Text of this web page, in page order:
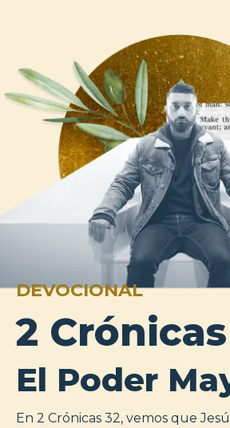
DEVOCIONAL
2
El Poder
En 2 Crónicas 32, vemos que